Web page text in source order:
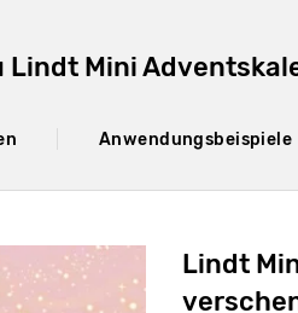
Mini
Anwendungsbeispiele
Lindt